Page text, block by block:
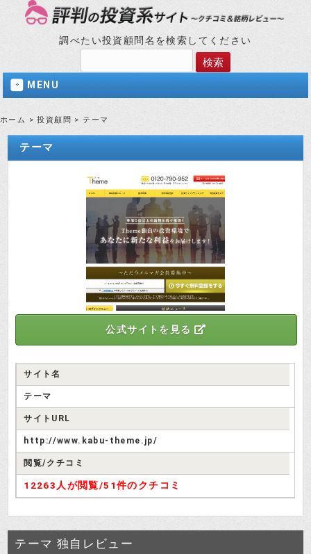
調べたい投資顧問名を検索してください
MENU
ホーム >投資顧問 >テーマ
テーマ
公式サイトを見る
サイト名
テーマ
サイトURL
http://www.kabu-theme.jp/
閲覧/クチコミ
12263人が閲覧/51件のクチコミ
テーマ 独自レビュー